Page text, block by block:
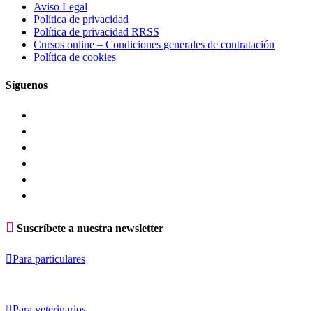
Aviso Legal
Política de privacidad
Política de privacidad RRSS
Cursos online – Condiciones generales de contratación
Política de cookies
Síguenos
 Suscríbete a nuestra newsletter
Para particulares